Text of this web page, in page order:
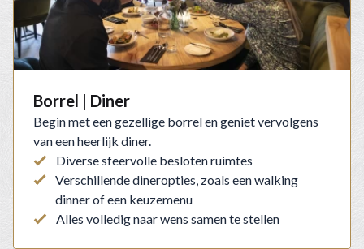
Borrel | Diner
Begin met een gezellige borrel en geniet vervolgens
van een heerlijk diner.
Diverse sfeervolle besloten ruimtes
Verschillende dineropties, zoals een walking
dinner of een keuzemenu
Alles volledig naar wens samen te stellen